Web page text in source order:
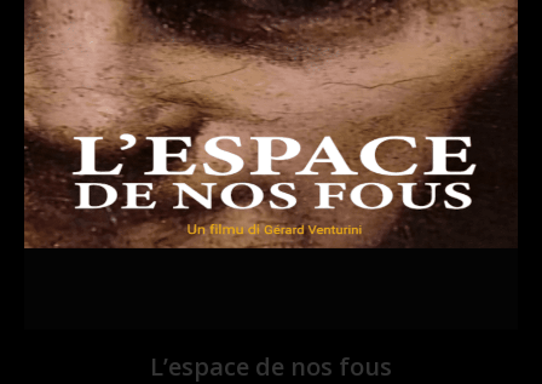
L’espace de nos fous